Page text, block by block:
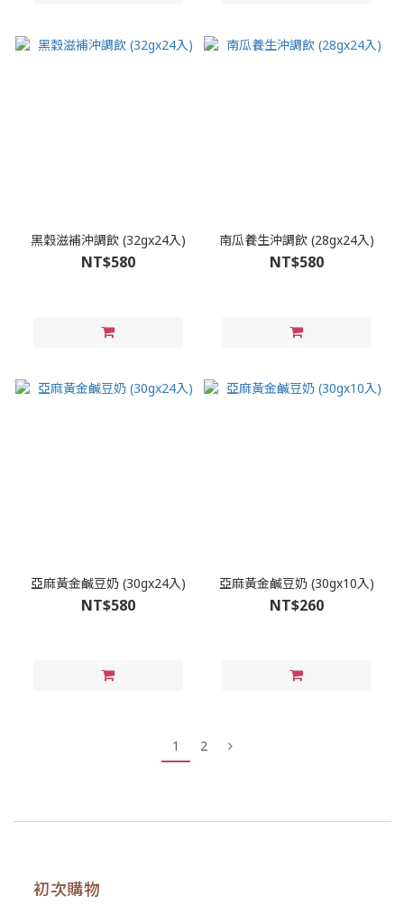
黑穀滋補沖調飲 (32gx24入)
NT$580
南瓜養生沖調飲 (28gx24入)
NT$580
亞麻黃金鹹豆奶 (30gx24入)
NT$580
亞麻黃金鹹豆奶 (30gx10入)
NT$260
1 2
初次購物